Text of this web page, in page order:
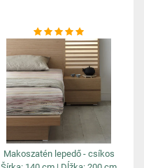
Makoszatén lepedő - csíkos